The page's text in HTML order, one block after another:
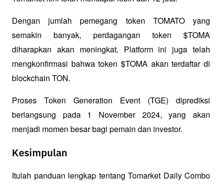
Dengan jumlah pemegang token TOMATO yang
semakin banyak, perdagangan token $TOMA
diharapkan akan meningkat. Platform ini juga telah
mengkonfirmasi bahwa token $TOMA akan terdaftar di
blockchain TON.
Proses Token Generation Event (TGE) diprediksi
berlangsung pada 1 November 2024, yang akan
menjadi momen besar bagi pemain dan investor.
Kesimpulan
Itulah panduan lengkap tentang Tomarket Daily Combo